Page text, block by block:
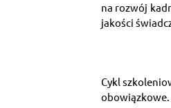
na rozwój
jakości
Cykl
obowiązkowe.